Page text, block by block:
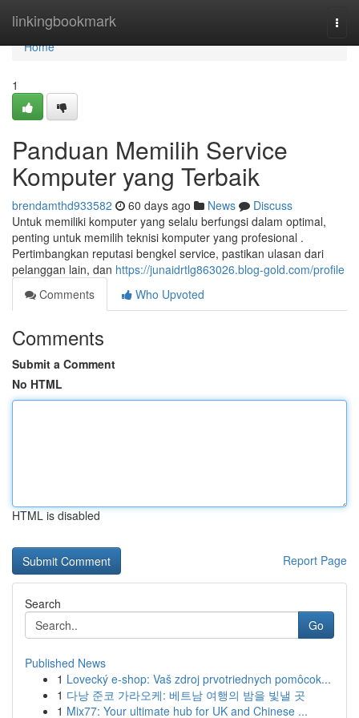
linkingbookmark
Home
Home
1
Panduan Memilih Service
Komputer yang Terbaik
brendamthd933582 60 days ago News
Discuss
Untuk memiliki komputer yang selalu berfungsi dalam optimal,
penting untuk memilih teknisi komputer yang profesional .
Pertimbangkan reputasi bengkel service, pastikan ulasan dari
pelanggan lain, dan https://junaidrtlg863026.blog-gold.com/profile
Comments
Who Upvoted
Comments
Submit a Comment
No HTML
HTML is disabled
Report Page
Search
Go
Published News
1 Lovecký e-shop: Vaš zdroj prvotriednych pomôcok...
1 다낭 준코 가라오케: 베트남 여행의 밤을 빛낼 곳
1 Mix77: Your ultimate hub for UK and Chinese ...